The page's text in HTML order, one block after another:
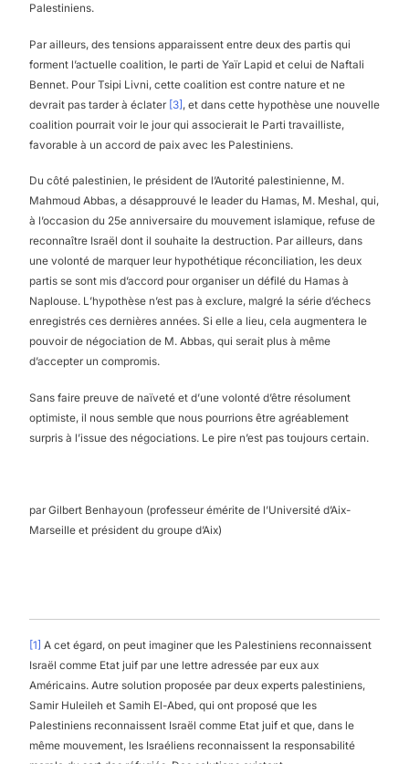
Palestiniens.
Par ailleurs, des tensions apparaissent entre deux des partis qui
forment l’actuelle coalition, le parti de Yaïr Lapid et celui de Naftali
Bennet. Pour Tsipi Livni, cette coalition est contre nature et ne
devrait pas tarder à éclater [3] , et dans cette hypothèse une nouvelle
coalition pourrait voir le jour qui associerait le Parti travailliste,
favorable à un accord de paix avec les Palestiniens.
Du côté palestinien, le président de l’Autorité palestinienne, M.
Mahmoud Abbas, a désapprouvé le leader du Hamas, M. Meshal, qui,
à l’occasion du 25e anniversaire du mouvement islamique, refuse de
reconnaître Israël dont il souhaite la destruction. Par ailleurs, dans
une volonté de marquer leur hypothétique réconciliation, les deux
partis se sont mis d’accord pour organiser un défilé du Hamas à
Naplouse. L’hypothèse n’est pas à exclure, malgré la série d’échecs
enregistrés ces dernières années. Si elle a lieu, cela augmentera le
pouvoir de négociation de M. Abbas, qui serait plus à même
d’accepter un compromis.
Sans faire preuve de naïveté et d’une volonté d’être résolument
optimiste, il nous semble que nous pourrions être agréablement
surpris à l’issue des négociations. Le pire n’est pas toujours certain.
par Gilbert Benhayoun (professeur émérite de l’Université d’Aix-
Marseille et président du groupe d’Aix)
[1] A cet égard, on peut imaginer que les Palestiniens reconnaissent
Israël comme Etat juif par une lettre adressée par eux aux
Américains. Autre solution proposée par deux experts palestiniens,
Samir Huleileh et Samih El-Abed, qui ont proposé que les
Palestiniens reconnaissent Israël comme Etat juif et que, dans le
même mouvement, les Israéliens reconnaissent la responsabilité